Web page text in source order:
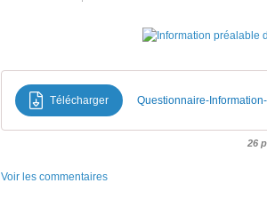
Télécharger Questionnaire-
26
Voir les commentaires